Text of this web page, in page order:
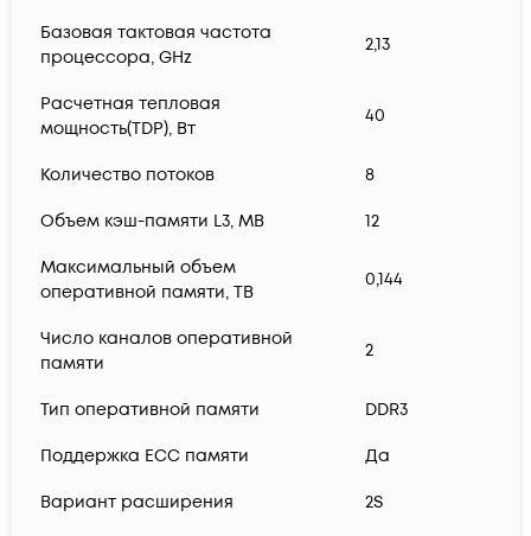
Базовая тактовая частота
процессора, GHz
2,13
Расчетная тепловая
мощность(TDP), Вт
40
Количество потоков 8
Объем кэш-памяти L3, MB 12
Максимальный объем
оперативной памяти, TB
0,144
Число каналов оперативной
памяти
2
Тип оперативной памяти DDR3
Поддержка ECC памяти Да
Вариант расширения 2S